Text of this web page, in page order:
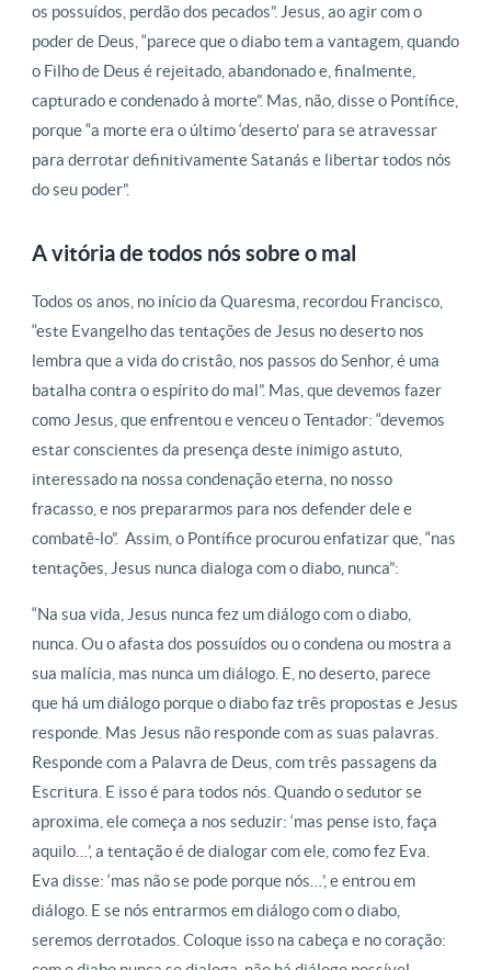
os possuídos, perdão dos pecados”. Jesus, ao agir com o
poder de Deus, “parece que o diabo tem a vantagem, quando
o Filho de Deus é rejeitado, abandonado e, finalmente,
capturado e condenado à morte”. Mas, não, disse o Pontífice,
porque “a morte era o último ‘deserto’ para se atravessar
para derrotar definitivamente Satanás e libertar todos nós
do seu poder”.
A vitória de todos nós sobre o mal
Todos os anos, no início da Quaresma, recordou Francisco,
“este Evangelho das tentações de Jesus no deserto nos
lembra que a vida do cristão, nos passos do Senhor, é uma
batalha contra o espírito do mal”. Mas, que devemos fazer
como Jesus, que enfrentou e venceu o Tentador: “devemos
estar conscientes da presença deste inimigo astuto,
interessado na nossa condenação eterna, no nosso
fracasso, e nos prepararmos para nos defender dele e
combatê-lo”. Assim, o Pontífice procurou enfatizar que, “nas
tentações, Jesus nunca dialoga com o diabo, nunca”:
“Na sua vida, Jesus nunca fez um diálogo com o diabo,
nunca. Ou o afasta dos possuídos ou o condena ou mostra a
sua malícia, mas nunca um diálogo. E, no deserto, parece
que há um diálogo porque o diabo faz três propostas e Jesus
responde. Mas Jesus não responde com as suas palavras.
Responde com a Palavra de Deus, com três passagens da
Escritura. E isso é para todos nós. Quando o sedutor se
aproxima, ele começa a nos seduzir: ‘mas pense isto, faça
aquilo…’, a tentação é de dialogar com ele, como fez Eva.
Eva disse: ‘mas não se pode porque nós…’, e entrou em
diálogo. E se nós entrarmos em diálogo com o diabo,
seremos derrotados. Coloque isso na cabeça e no coração: